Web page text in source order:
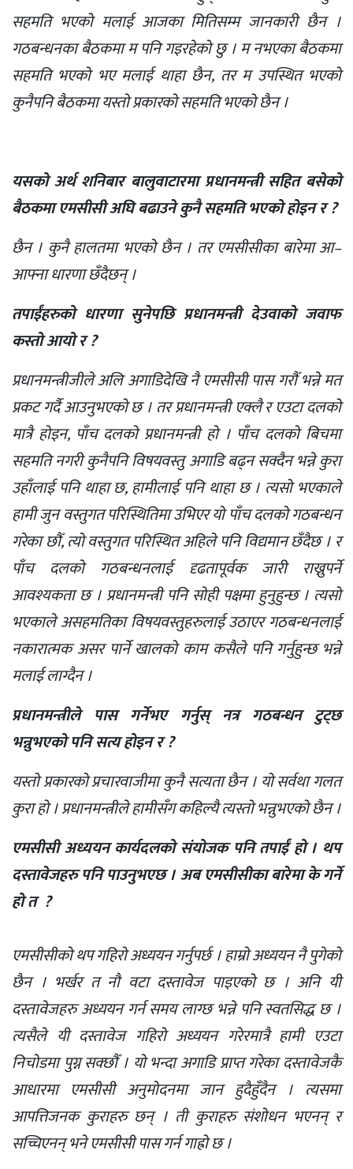
सहमति भएको मलाई आजका मितिसम्म जानकारी छैन ।
गठबन्धनका बैठकमा म पनि गइरहेको छु । म नभएका बैठकमा
सहमति भएको भए मलाई थाहा छैन, तर म उपस्थित भएको
कुनैपनि बैठकमा यस्तो प्रकारको सहमति भएको छैन ।
यसको अर्थ शनिबार बालुवाटारमा प्रधानमन्त्री सहित बसेको
बैठकमा एमसीसी अघि बढाउने कुनै सहमति भएको होइन र ?
छैन । कुनै हालतमा भएको छैन । तर एमसीसीका बारेमा आ–
आफ्ना धारणा छँदैछन् ।
तपाईंहरुको धारणा सुनेपछि प्रधानमन्त्री देउवाको जवाफ
कस्तो आयो र ?
प्रधानमन्त्रीजीले अलि अगाडिदेखि नै एमसीसी पास गरौँ भन्ने मत
प्रकट गर्दै आउनुभएको छ । तर प्रधानमन्त्री एक्लै र एउटा दलको
मात्रै होइन, पाँच दलको प्रधानमन्त्री हो । पाँच दलको बिचमा
सहमति नगरी कुनैपनि विषयवस्तु अगाडि बढ्न सक्दैन भन्ने कुरा
उहाँलाई पनि थाहा छ, हामीलाई पनि थाहा छ । त्यसो भएकाले
हामी जुन वस्तुगत परिस्थितिमा उभिएर यो पाँच दलको गठबन्धन
गरेका छौँ, त्यो वस्तुगत परिस्थित अहिले पनि विद्यमान छँदैछ । र
पाँच दलको गठबन्धनलाई दृढतापूर्वक जारी राख्नुपर्ने
आवश्यकता छ । प्रधानमन्त्री पनि सोही पक्षमा हुनुहुन्छ । त्यसो
भएकाले असहमतिका विषयवस्तुहरुलाई उठाएर गठबन्धनलाई
नकारात्मक असर पार्ने खालको काम कसैले पनि गर्नुहुन्छ भन्ने
मलाई लाग्दैन ।
प्रधानमन्त्रीले पास गर्नेभए गर्नुस् नत्र गठबन्धन टुट्छ
भन्नुभएको पनि सत्य होइन र ?
यस्तो प्रकारको प्रचारवाजीमा कुनै सत्यता छैन । यो सर्वथा गलत
कुरा हो । प्रधानमन्त्रीले हामीसँग कहिल्यै त्यस्तो भन्नुभएको छैन ।
एमसीसी अध्ययन कार्यदलको संयोजक पनि तपाईं हो । थप
दस्तावेजहरु पनि पाउनुभएछ । अब एमसीसीका बारेमा के गर्ने
हो त ?
एमसीसीको थप गहिरो अध्ययन गर्नुपर्छ । हाम्रो अध्ययन नै पुगेको
छैन । भर्खर त नौ वटा दस्तावेज पाइएको छ । अनि यी
दस्तावेजहरु अध्ययन गर्न समय लाग्छ भन्ने पनि स्वतसिद्ध छ ।
त्यसैले यी दस्तावेज गहिरो अध्ययन गरेरमात्रै हामी एउटा
निचोडमा पुग्न सक्छौँ । यो भन्दा अगाडि प्राप्त गरेका दस्तावेजकै
आधारमा एमसीसी अनुमोदनमा जान हुदैहुँदैन । त्यसमा
आपत्तिजनक कुराहरु छन् । ती कुराहरु संशोधन भएनन् र
सच्चिएनन् भने एमसीसी पास गर्न गाह्रो छ ।